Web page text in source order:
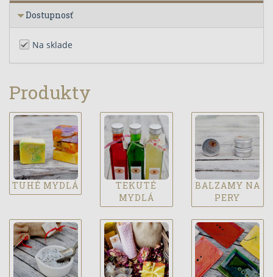
Dostupnosť
Na sklade
Produkty
TUHÉ MYDLÁ
TEKUTÉ
MYDLÁ
BALZAMY NA
PERY